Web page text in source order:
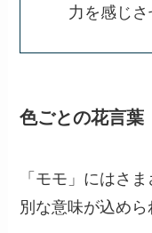
力を感じさ
色ごとの花言葉
「モモ」にはさ
別な意味が込めら